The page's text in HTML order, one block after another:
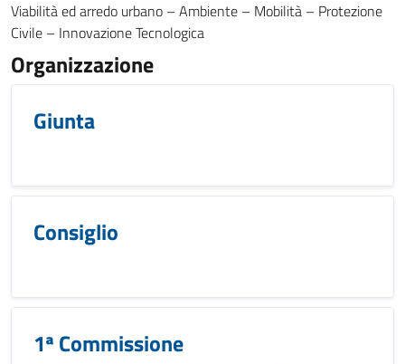
Viabilità ed arredo urbano – Ambiente – Mobilità – Protezione
Civile – Innovazione Tecnologica
Organizzazione
Giunta
Consiglio
1ª Commissione